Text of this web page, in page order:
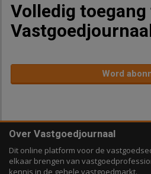
Volledig
Word
Over Vastgoedjournaal
Dit online platform voor de
elkaar brengen van